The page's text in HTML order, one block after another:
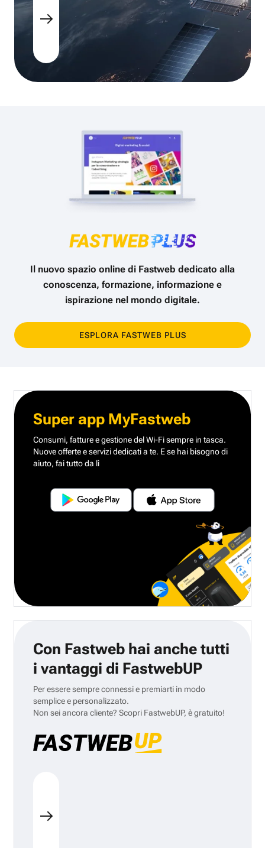
Il nuovo spazio online di Fastweb dedicato alla
conoscenza, formazione, informazione e
ispirazione nel mondo digitale.
ESPLORA FASTWEB PLUS
Super app MyFastweb
Consumi, fatture e gestione del Wi-Fi sempre in tasca.
Nuove offerte e servizi dedicati a te. E se hai bisogno di
aiuto, fai tutto da lì
Con Fastweb hai anche tutti
i vantaggi di FastwebUP
Per essere sempre connessi e premiarti in modo
semplice e personalizzato.
Non sei ancora cliente? Scopri FastwebUP, è gratuito!